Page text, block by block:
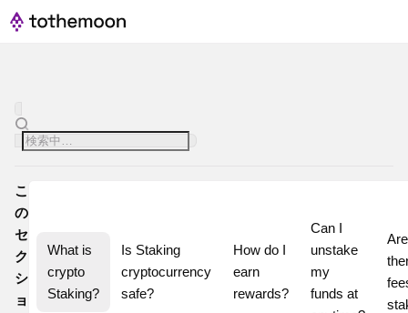
こ
の
セ
ク
シ
ョ
What is
crypto
Staking?
Is Staking
cryptocurrency
safe?
How do I
earn
rewards?
Can I
unstake
my
funds at
Are